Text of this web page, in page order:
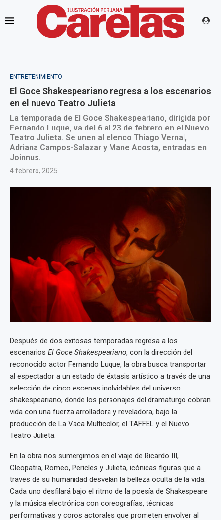
ENTRETENIMIENTO
El Goce Shakespeariano regresa a los escenarios
en el nuevo Teatro Julieta
La temporada de El Goce Shakespeariano, dirigida por
Fernando Luque, va del 6 al 23 de febrero en el Nuevo
Teatro Julieta. Se unen al elenco Thiago Vernal,
Adriana Campos-Salazar y Mane Acosta, entradas en
Joinnus.
4 febrero, 2025
Después de dos exitosas temporadas regresa a los
escenarios El Goce Shakespeariano, con la dirección del
reconocido actor Fernando Luque, la obra busca transportar
al espectador a un estado de éxtasis artístico a través de una
selección de cinco escenas inolvidables del universo
shakespeariano, donde los personajes del dramaturgo cobran
vida con una fuerza arrolladora y reveladora, bajo la
producción de La Vaca Multicolor, el TAFFEL y el Nuevo
Teatro Julieta.
En la obra nos sumergimos en el viaje de Ricardo III,
Cleopatra, Romeo, Pericles y Julieta, icónicas figuras que a
través de su humanidad desvelan la belleza oculta de la vida.
Cada uno desfilará bajo el ritmo de la poesía de Shakespeare
y la música electrónica con coreografías, técnicas
performativas y coros actorales que prometen envolver al